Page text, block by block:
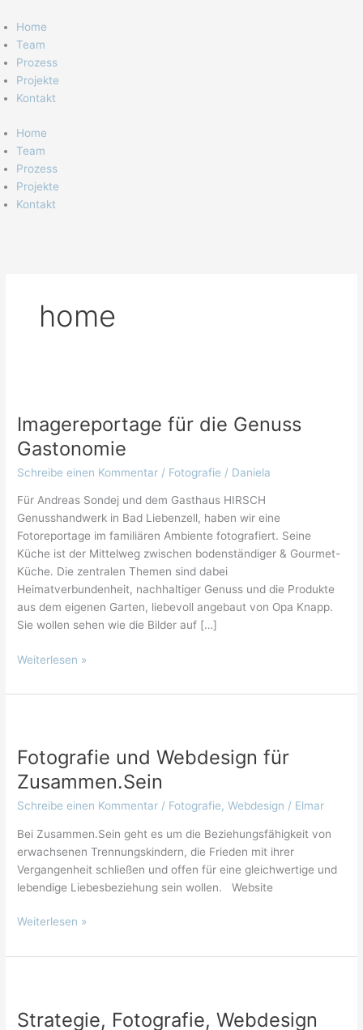
Inhalt
springen
Home
Team
Prozess
Projekte
Kontakt
Home
Team
Prozess
Projekte
Kontakt
home
Imagereportage für die Genuss
Gastonomie
Schreibe einen Kommentar / Fotografie / Daniela
Für Andreas Sondej und dem Gasthaus HIRSCH
Genusshandwerk in Bad Liebenzell, haben wir eine
Fotoreportage im familiären Ambiente fotografiert. Seine
Küche ist der Mittelweg zwischen bodenständiger & Gourmet-
Küche. Die zentralen Themen sind dabei
Heimatverbundenheit, nachhaltiger Genuss und die Produkte
aus dem eigenen Garten, liebevoll angebaut von Opa Knapp.
Sie wollen sehen wie die Bilder auf […]
die
Genuss
Gastonomie
Weiterlesen »
Fotografie und Webdesign für
Zusammen.Sein
Schreibe einen Kommentar / Fotografie,Webdesign / Elmar
Bei Zusammen.Sein geht es um die Beziehungsfähigkeit von
erwachsenen Trennungskindern, die Frieden mit ihrer
Vergangenheit schließen und offen für eine gleichwertige und
lebendige Liebesbeziehung sein wollen. Website
Webdesign
für
Zusammen.Sein
Weiterlesen »
Strategie, Fotografie, Webdesign
Webdesign